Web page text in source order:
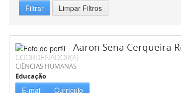
Filtrar Limpar Filtros
Aaron Sena Cerqueira
COORDENADOR(A)
CIÊNCIAS HUMANAS
Educação
E-mail Currículo